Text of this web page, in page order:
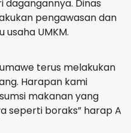
dagangannya. Dinas
pengawasan dan
UMKM.
terus melakukan
Harapan kami
makanan yang
seperti boraks” harap A